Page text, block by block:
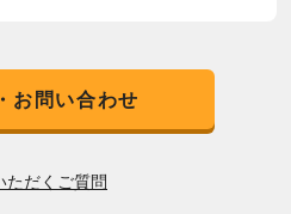
お問い合わせ
ただくご質問